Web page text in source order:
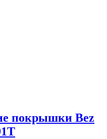
покрышки Bez